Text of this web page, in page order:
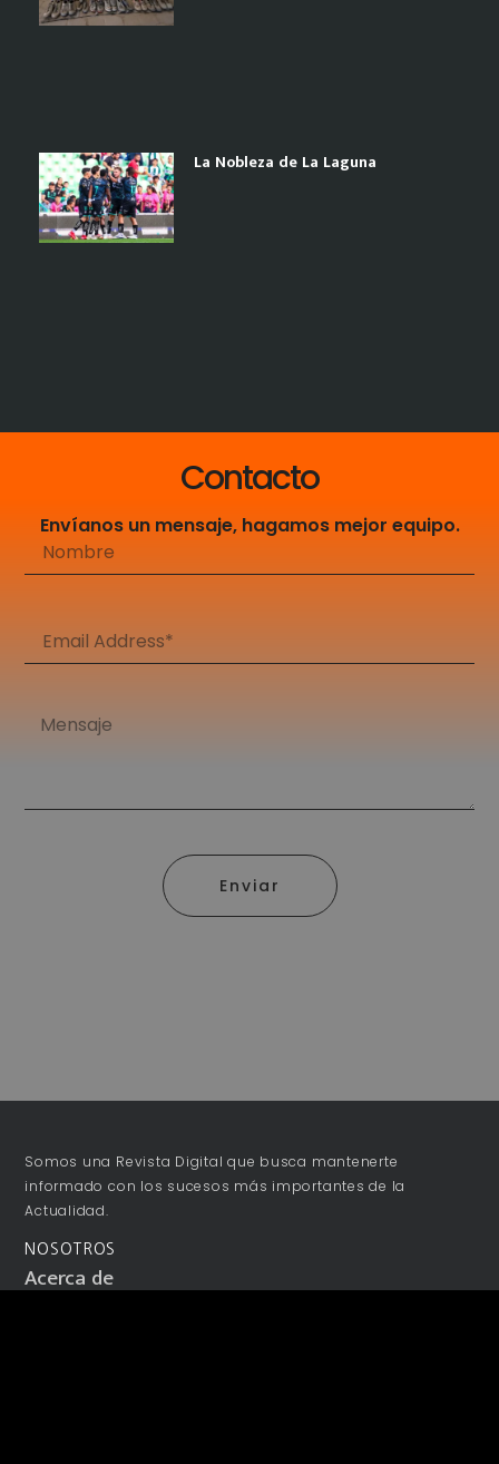
La Nobleza de La Laguna
Contacto
Envíanos un mensaje, hagamos mejor equipo.
Enviar
Somos una Revista Digital que busca mantenerte
informado con los sucesos más importantes de la
Actualidad.
NOSOTROS
Acerca de